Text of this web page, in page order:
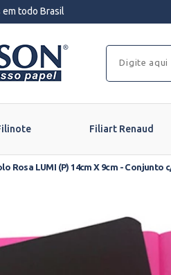
todo Brasil
Filiart Renaud
Rosa LUMI (P) 14cm X 9cm - Conjunto